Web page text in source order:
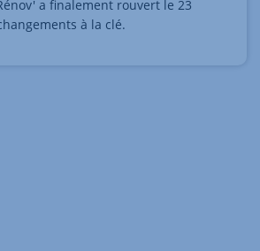
a finalement rouvert le 23
à la clé.